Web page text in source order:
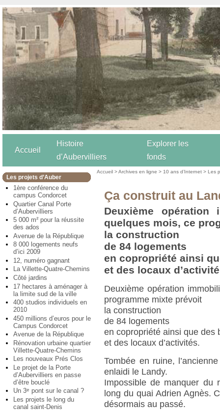
Accueil
Histoire
d’Aubervilliers
Explorer les
fonds
Les projets d’Auber
1ère conférence du
campus Condorcet
Quartier Canal Porte
d’Aubervilliers
5 000 m² pour la réussite
des ados
Avenue de la République
8 000 logements neufs
d’ici 2009
12, numéro gagnant
La Villette-Quatre-Chemins
Côté jardins
17 hectares à aménager à
la limite sud de la ville
400 studios individuels en
2010
450 millions d’euros pour le
Campus Condorcet
Avenue de la République
Rénovation urbaine quartier
Villette-Quatre-Chemins
Les nouveaux Prés Clos
Le projet de la Porte
d’Aubervilliers en passe
d’être bouclé
Un 3e pont sur le canal ?
Les projets le long du
canal saint-Denis
Accueil >Archives en ligne > 10 ans d’Internet >Les
Ça construit au
Deuxième
quelques mois, ce
la construction
de 84 logements
en copropriété ainsi
et des locaux
Deuxième opération
programme mixte prévoit
la construction
de 84 logements
en copropriété ainsi que des
et des locaux d’activités.
Tombée en ruine,
enlaidi le Landy.
Impossible de manquer du
long du quai Adrien Agnès.
désormais au passé.